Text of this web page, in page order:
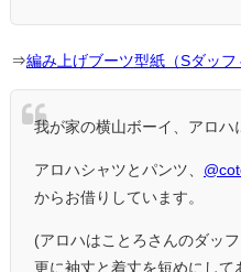
⇒編み上げブーツ型紙（Sダッフ
我が家の横山ボーイ、アロハ
アロハシャツとパンツ、
からお借りしています。
(アロハはことろさんのダッ
更に袖丈と着丈を短めにして